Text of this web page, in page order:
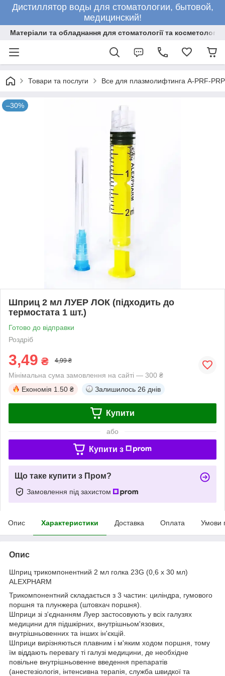
Дистиллятор воды для стоматологии, бытовой,
медицинский!
Матеріали та обладнання для стоматології та косметології
Товари та послуги Все для плазмолифтинга A-PRF-
–30%
Шприц 2 мл ЛУЕР ЛОК (підходить до
термостата 1 шт.)
Готово до відправки
Роздріб
3,49 ₴ 4,99 ₴
Мінімальна сума замовлення на сайті — 300 ₴
Економія 1.50 ₴ Залишилось 26 днів
Купити
або
Купити з
Що таке купити з Пром?
Замовлення під захистом
Опис Характеристики Доставка Оплата Умови
Опис
Шприц трикомпонентний 2 мл голка 23G (0,6 х 30 мл)
ALEXPHARM
Трикомпонентний складається з 3 частин: циліндра, гумового
поршня та плунжера (штовхач поршня).
Шприци зі з'єднанням Луер застосовують у всіх галузях
медицини для підшкірних, внутрішньом'язових,
внутрішньовенних та інших ін'єкцій.
Шприци вирізняються плавним і м'яким ходом поршня, тому
їм віддають перевагу ті галузі медицини, де необхідне
повільне внутрішньовенне введення препаратів
(анестезіологія, інтенсивна терапія, служба швидкої та